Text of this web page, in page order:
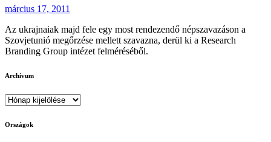
március 17, 2011
Az ukrajnaiak majd fele egy most rendezendő népszavazáson a
Szovjetunió megőrzése mellett szavazna, derül ki a Research
Branding Group intézet felméréséből.
Archívum
Archívum
Országok